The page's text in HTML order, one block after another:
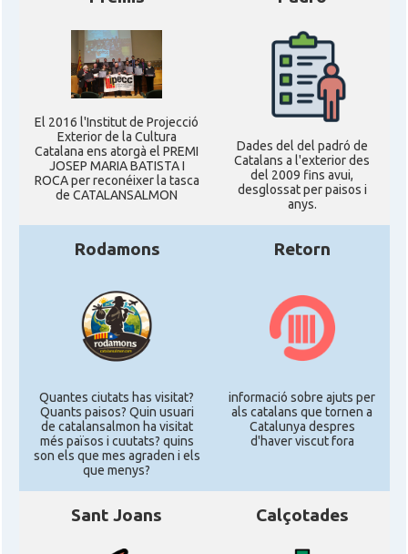
El 2016 l'Institut de Projecció
Exterior de la Cultura
Catalana ens atorgà el PREMI
JOSEP MARIA BATISTA I
ROCA per reconéixer la tasca
de CATALANSALMON
Dades del del padró de
Catalans a l'exterior des
del 2009 fins avui,
desglossat per paisos i
anys.
Rodamons
Quantes ciutats has visitat?
Quants paisos? Quin usuari
de catalansalmon ha visitat
més països i cuutats? quins
son els que mes agraden i els
que menys?
Retorn
informació sobre ajuts per
als catalans que tornen a
Catalunya despres
d'haver viscut fora
Sant Joans Calçotades